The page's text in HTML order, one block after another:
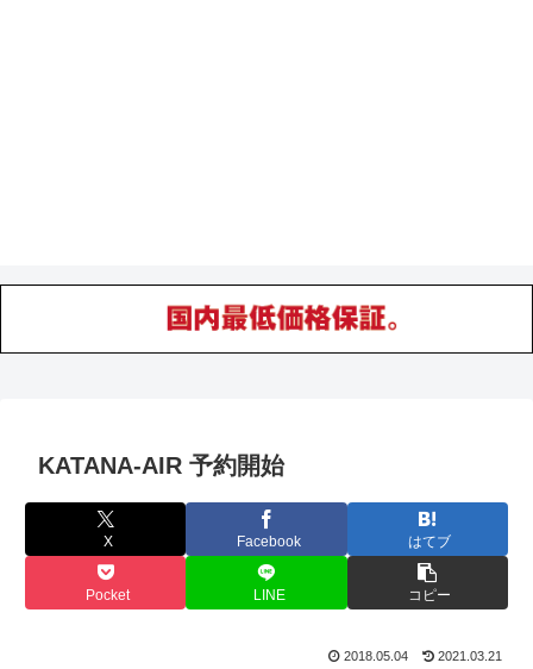
KATANA-AIR 予約開始
X Facebook はてブ
Pocket LINE コピー
2018.05.04 2021.03.21